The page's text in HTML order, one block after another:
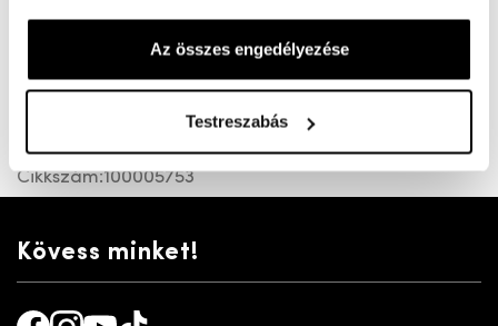
Az összes engedélyezése
Testreszabás
talp.Kézzel varrott kényelmes cipő.
Cikkszám:100005753
Kövess minket!